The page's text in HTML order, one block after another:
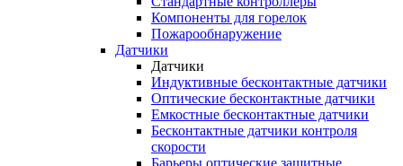
Компоненты для горелок
Пожарообнаружение
Датчики
Датчики
Индуктивные бесконтактные датчики
Оптические бесконтактные датчики
Емкостные бесконтактные датчики
Бесконтактные датчики контроля
скорости
Барьеры оптические защитные